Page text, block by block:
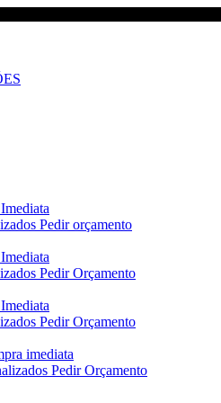
Pedir orçamento
Pedir Orçamento
Pedir Orçamento
imediata
Pedir Orçamento